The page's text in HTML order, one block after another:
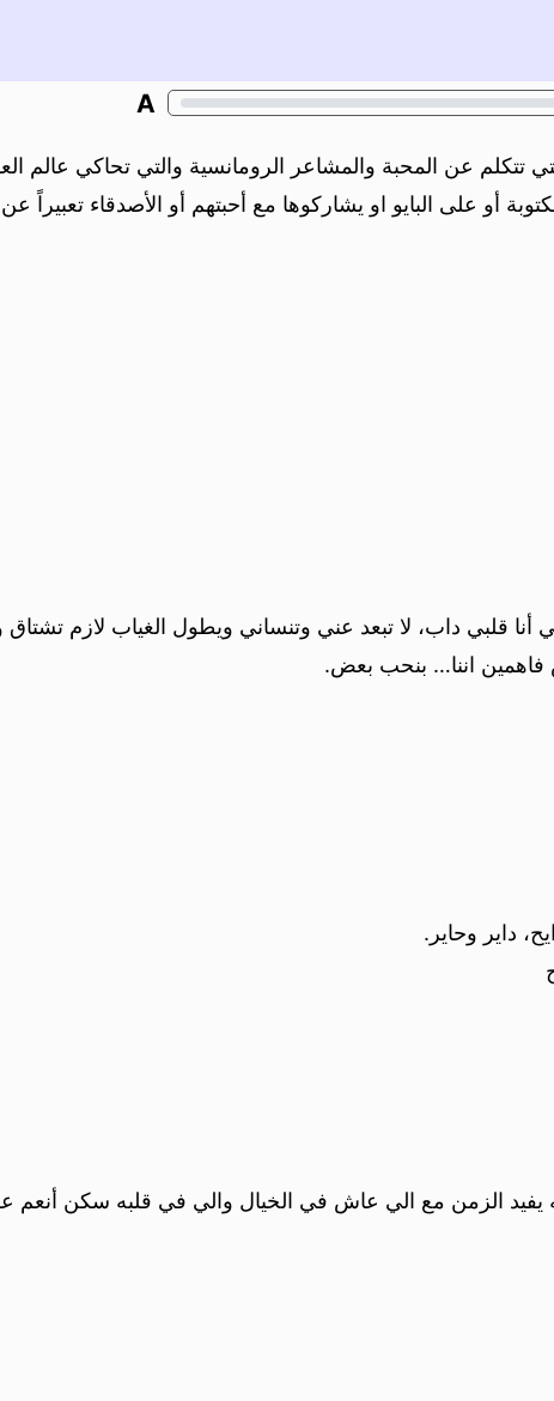
A
تتكلم عن المحبة والمشاعر الرومانسية والتي تحاكي عالم
أو على البايو او يشاركوها مع أحبتهم أو الأصدقاء تعبيراً
قلبي داب، لا تبعد عني وتنساني ويطول الغياب لازم تشتاق
فاهمين اننا… بنحب بعض.
داير وحاير.
الزمن مع الي عاش في الخيال والي في قلبه سكن أنعم